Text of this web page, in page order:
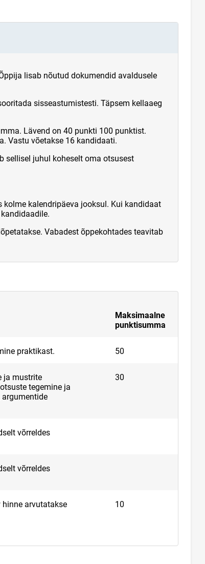
lisab nõutud dokumendid avaldusele
sisseastumistesti. Täpsem kellaaeg
Lävend on 40 punkti 100 punktist.
Vastu võetakse 16 kandidaati.
sellisel juhul koheselt oma otsusest
kalendripäeva jooksul. Kui kandidaat
Vabadest õppekohtades teavitab
Maksimaalne
punktisumma
praktikast. 50
ja mustrite
tegemine ja
30
võrreldes
võrreldes
arvutatakse
10